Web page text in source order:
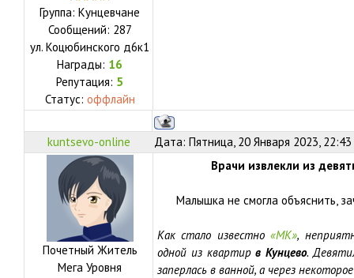
Группа: Кунцевчане
Сообщений: 287
ул. Коцюбинского д6к1
Награды: 16
Репутация: 5
Статус: оффлайн
kuntsevo-online Дата: Пятница, 20 Января 2023,
Почетный Житель
Мега Уровня
Врачи извлекли из
Малышка не смогла объяснить,
Как стало известно«МК»,
одной из квартирв Кунцево.
заперлась в ванной, а через